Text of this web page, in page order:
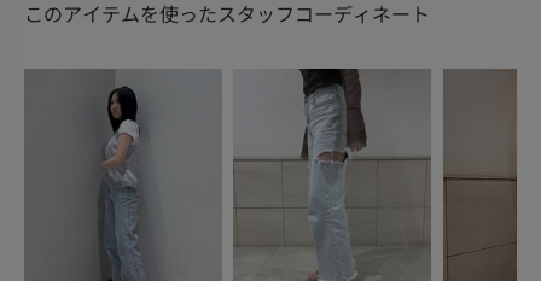
このアイテムを使ったスタッフコーディネート